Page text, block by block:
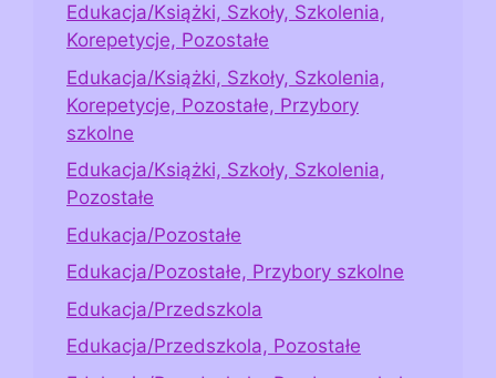
Edukacja/Książki, Szkoły, Szkolenia,
Korepetycje, Pozostałe
Edukacja/Książki, Szkoły, Szkolenia,
Korepetycje, Pozostałe, Przybory
szkolne
Edukacja/Książki, Szkoły, Szkolenia,
Pozostałe
Edukacja/Pozostałe
Edukacja/Pozostałe, Przybory szkolne
Edukacja/Przedszkola
Edukacja/Przedszkola, Pozostałe